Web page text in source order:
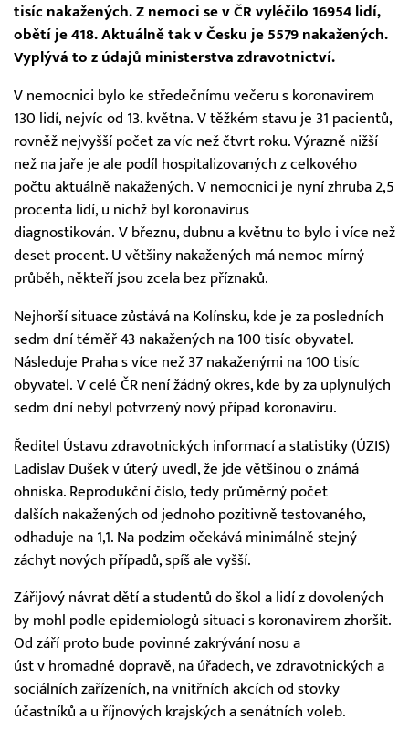
tisíc nakažených. Z nemoci se v ČR vyléčilo 16954 lidí,
obětí je 418. Aktuálně tak v Česku je 5579 nakažených.
Vyplývá to z údajů ministerstva zdravotnictví.
V nemocnici bylo ke středečnímu večeru s koronavirem
130 lidí, nejvíc od 13. května. V těžkém stavu je 31 pacientů,
rovněž nejvyšší počet za víc než čtvrt roku. Výrazně nižší
než na jaře je ale podíl hospitalizovaných z celkového
počtu aktuálně nakažených. V nemocnici je nyní zhruba 2,5
procenta lidí, u nichž byl koronavirus
diagnostikován. V březnu, dubnu a květnu to bylo i více než
deset procent. U většiny nakažených má nemoc mírný
průběh, někteří jsou zcela bez příznaků.
Nejhorší situace zůstává na Kolínsku, kde je za posledních
sedm dní téměř 43 nakažených na 100 tisíc obyvatel.
Následuje Praha s více než 37 nakaženými na 100 tisíc
obyvatel. V celé ČR není žádný okres, kde by za uplynulých
sedm dní nebyl potvrzený nový případ koronaviru.
Ředitel Ústavu zdravotnických informací a statistiky (ÚZIS)
Ladislav Dušek v úterý uvedl, že jde většinou o známá
ohniska. Reprodukční číslo, tedy průměrný počet
dalších nakažených od jednoho pozitivně testovaného,
odhaduje na 1,1. Na podzim očekává minimálně stejný
záchyt nových případů, spíš ale vyšší.
Zářijový návrat dětí a studentů do škol a lidí z dovolených
by mohl podle epidemiologů situaci s koronavirem zhoršit.
Od září proto bude povinné zakrývání nosu a
úst v hromadné dopravě, na úřadech, ve zdravotnických a
sociálních zařízeních, na vnitřních akcích od stovky
účastníků a u říjnových krajských a senátních voleb.